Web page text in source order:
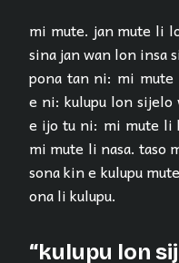
mi mute. jan mute li
sina jan wan lon insa
pona tan ni: mi mute
e ni: kulupu lon
e ijo tu ni: mi mute li
mi mute li nasa. taso
sona kin e kulupu
ona li kulupu.
“kulupu lon